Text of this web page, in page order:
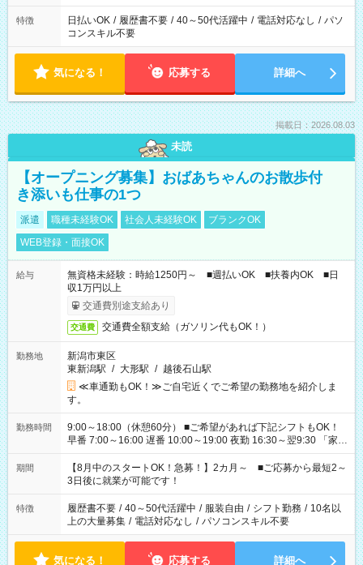
特徴 日払いOK / 履歴書不要 / 40～50代活躍中 / 電話対応なし / パソ
コンスキル不要
気になる！ 応募する 詳細へ
掲載日：2026.08.03
未読
【オープニング募集】おばあちゃんのお散歩付
き添いも仕事の1つ
派遣 職種未経験OK 社会人未経験OK
ブランクOK
WEB登録・面接OK
給与
無資格未経験：時給1250円～ ■週払いOK ■扶養内OK ■日
収1万円以上
交通費別途支給あり
交通費 交通費全額支給（ガソリン代もOK！）
勤務地
新潟市東区
東新潟駅 / 大形駅 / 越後石山駅
≪車通勤もOK！≫ご自宅近くでご希望の勤務地を紹介しま
す。
勤務時間
9:00～18:00（休憩60分） ■ご希望があれば下記シフトもOK！
早番 7:00～16:00 遅番 10:00～19:00 夜勤 16:30～翌9:30 「家族
と休みを合わせたい」 「余裕を持って夕飯の準備がしたい」
「できれば残業はしたくない」 など、ご希望を教えてください
ね。 ※Wワーク希望の方へ 今ご覧のお仕事で希望する勤務時間
と、もう1つのお仕事の勤務時間。 合計で週40時間を超える場
合は応募できません。
期間
【8月中のスタートOK！急募！】2カ月～ ■ご応募から最短2～
3日後に就業が可能です！
特徴 履歴書不要 / 40～50代活躍中 / 服装自由 / シフト勤務 / 10名以
上の大量募集 / 電話対応なし / パソコンスキル不要
気になる！ 応募する 詳細へ